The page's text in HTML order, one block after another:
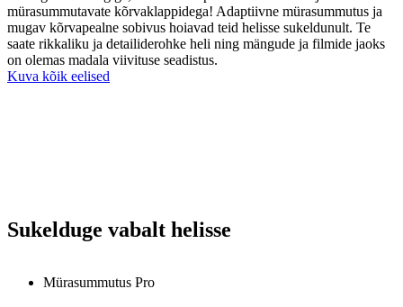
mürasummutavate kõrvaklappidega! Adaptiivne mürasummutus ja
mugav kõrvapealne sobivus hoiavad teid helisse sukeldunult. Te
saate rikkaliku ja detailiderohke heli ning mängude ja filmide jaoks
on olemas madala viivituse seadistus.
Kuva kõik eelised
Sukelduge vabalt helisse
Mürasummutus Pro